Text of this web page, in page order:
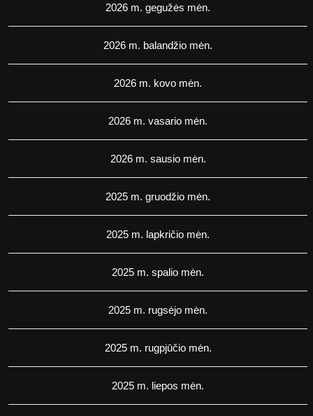
2026 m. gegužės mėn.
2026 m. balandžio mėn.
2026 m. kovo mėn.
2026 m. vasario mėn.
2026 m. sausio mėn.
2025 m. gruodžio mėn.
2025 m. lapkričio mėn.
2025 m. spalio mėn.
2025 m. rugsėjo mėn.
2025 m. rugpjūčio mėn.
2025 m. liepos mėn.